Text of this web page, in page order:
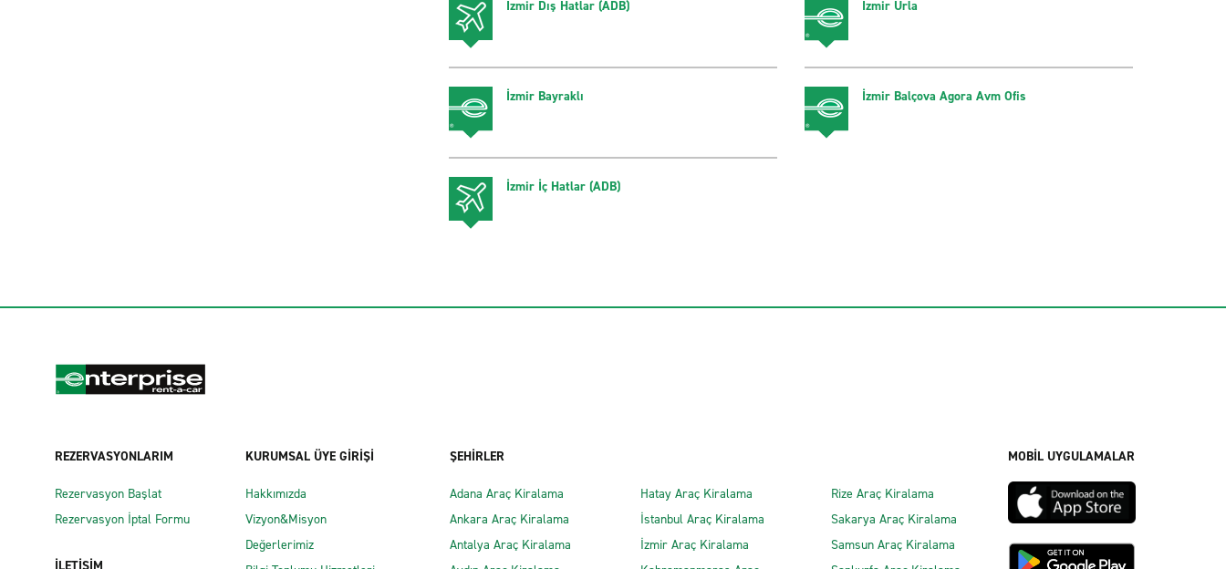
İzmir Dış Hatlar (ADB) İzmir Urla
İzmir Bayraklı İzmir Balçova Agora Avm Ofis
İzmir İç Hatlar (ADB)
REZERVASYONLARIM
Rezervasyon Başlat
Rezervasyon İptal Formu
KURUMSAL ÜYE GİRİŞİ
Hakkımızda
Vizyon&Misyon
Değerlerimiz
ŞEHİRLER
Adana Araç Kiralama
Ankara Araç Kiralama
Antalya Araç Kiralama
Hatay Araç Kiralama
İstanbul Araç Kiralama
İzmir Araç Kiralama
Rize Araç Kiralama
Sakarya Araç Kiralama
Samsun Araç Kiralama
MOBİL UYGULAMALAR